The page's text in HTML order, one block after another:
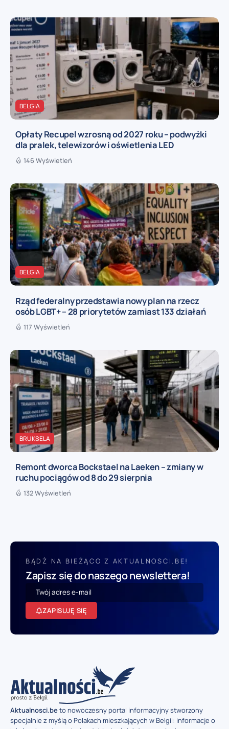
BELGIA
Opłaty Recupel wzrosną od 2027 roku – podwyżki
dla pralek, telewizorów i oświetlenia LED
146 Wyświetleń
BELGIA
Rząd federalny przedstawia nowy plan na rzecz
osób LGBT+ – 28 priorytetów zamiast 133 działań
117 Wyświetleń
BRUKSELA
Remont dworca Bockstael na Laeken – zmiany w
ruchu pociągów od 8 do 29 sierpnia
132 Wyświetleń
BĄDŹ NA BIEŻĄCO Z AKTUALNOSCI.BE!
Zapisz się do naszego newslettera!
ZAPISUJĘ SIĘ
Aktualnosci.beto nowoczesny portal informacyjny stworzony
specjalnie z myślą o Polakach mieszkających w Belgii: informacje o